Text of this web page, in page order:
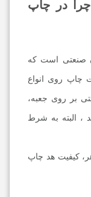
در چاپ
صنعتی است که
روی انواع
بر روی جعبه،
البته به شرط
کیفیت هد چاپ